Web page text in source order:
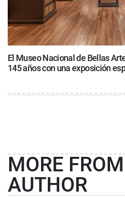
El Museo Nacional de Bellas
145 años con una exposición
MORE FROM
AUTHOR